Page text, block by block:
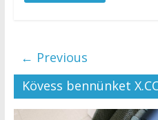
← Previous
Kövess bennünket